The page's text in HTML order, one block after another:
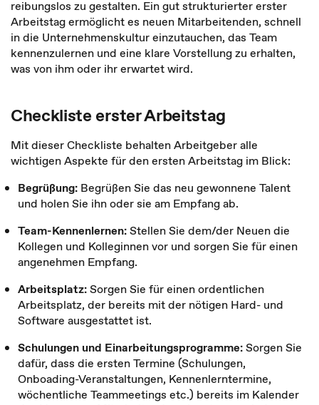
reibungslos zu gestalten. Ein gut strukturierter erster
Arbeitstag ermöglicht es neuen Mitarbeitenden, schnell
in die Unternehmenskultur einzutauchen, das Team
kennenzulernen und eine klare Vorstellung zu erhalten,
was von ihm oder ihr erwartet wird.
Checkliste erster Arbeitstag
Mit dieser Checkliste behalten Arbeitgeber alle
wichtigen Aspekte für den ersten Arbeitstag im Blick:
Begrüßung: Begrüßen Sie das neu gewonnene Talent
und holen Sie ihn oder sie am Empfang ab.
Team-Kennenlernen:Stellen Sie dem/der Neuen die
Kollegen und Kolleginnen vor und sorgen Sie für einen
angenehmen Empfang.
Arbeitsplatz:Sorgen Sie für einen ordentlichen
Arbeitsplatz, der bereits mit der nötigen Hard- und
Software ausgestattet ist.
Schulungen und Einarbeitungsprogramme:Sorgen Sie
dafür, dass die ersten Termine (Schulungen,
Onboading-Veranstaltungen, Kennenlerntermine,
wöchentliche Teammeetings etc.) bereits im Kalender